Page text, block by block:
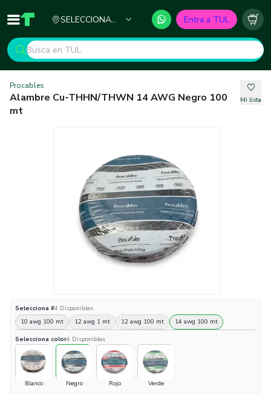
Inicio TUL - Tu Marketplace de Construcción
SELECCIONA
Entra a TUL
Procables
Alambre Cu-THHN/THWN 14 AWG Negro 100
mt
Mi lista
Selecciona #4 Disponibles
10 awg 100 mt
12 awg 1 mt 12 awg 100 mt 14 awg 100 mt
Selecciona color4 Disponibles
Blanco Negro Rojo Verde